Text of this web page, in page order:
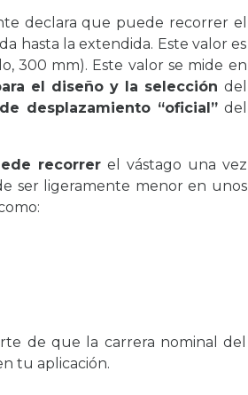
declara que puede recorrer el
hasta la extendida. Este valor es
300 mm). Este valor se mide en
el diseño y la selección del
desplazamiento “oficial”del
recorrerel vástago una vez
ser ligeramente menor en unos
de que la carrera nominal del
tu aplicación.